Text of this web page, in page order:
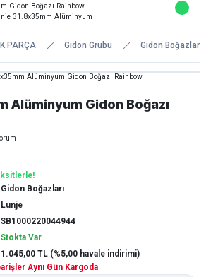
PARÇA Gidon Grubu Gidon Boğazları
Alüminyum Gidon Boğazı
Gidon Boğazları
Lunje
SB1000220044944
Stokta Var
1.045,00 TL (%5,00 havale indirimi)
Aynı Gün Kargoda